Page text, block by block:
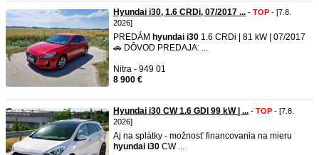
Hyundai i30, 1.6 CRDi, 07/2017 ... - TOP - [7.8.
2026]
PREDÁM hyundai i30 1.6 CRDi | 81 kW | 07/2017
🚗 DÔVOD PREDAJA: ...
Nitra - 949 01
8 900 €
Hyundai i30 CW 1.6 GDI 99 kW | ... - TOP - [7.8.
2026]
Aj na splátky - možnosť financovania na mieru
hyundai i30 CW ...